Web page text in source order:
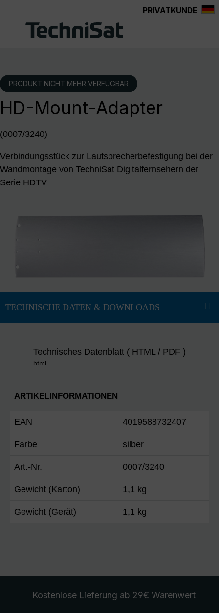
PRIVATKUNDE
PRODUKT NICHT MEHR VERFÜGBAR
HD-Mount-Adapter
(0007/3240)
Verbindungsstück zur Lautsprecherbefestigung bei der
Wandmontage von TechniSat Digitalfernsehern der
Serie HDTV
Technisches Datenblatt ( HTML / PDF )
html
ARTIKELINFORMATIONEN
EAN 4019588732407
Farbe silber
Art.-Nr. 0007/3240
Gewicht (Karton) 1,1 kg
Gewicht (Gerät) 1,1 kg
Kostenlose Lieferung ab 29€ Warenwert